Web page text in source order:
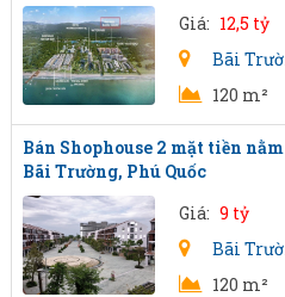
Giá: 12,5 tỷ
Bãi
120 m²
Bán Shophouse 2 mặt tiền
Bãi Trường, Phú Quốc
Giá: 9 tỷ
Bãi
120 m²